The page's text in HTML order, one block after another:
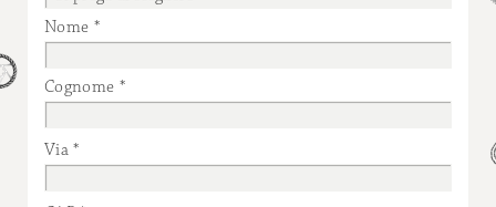
Nome
Cognome
Via